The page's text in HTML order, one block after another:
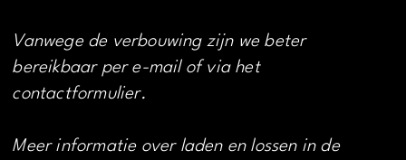
Vanwege de verbouwing zijn we beter
bereikbaar per e-mail of via het
contactformulier.
Meer informatie over laden en lossen in de